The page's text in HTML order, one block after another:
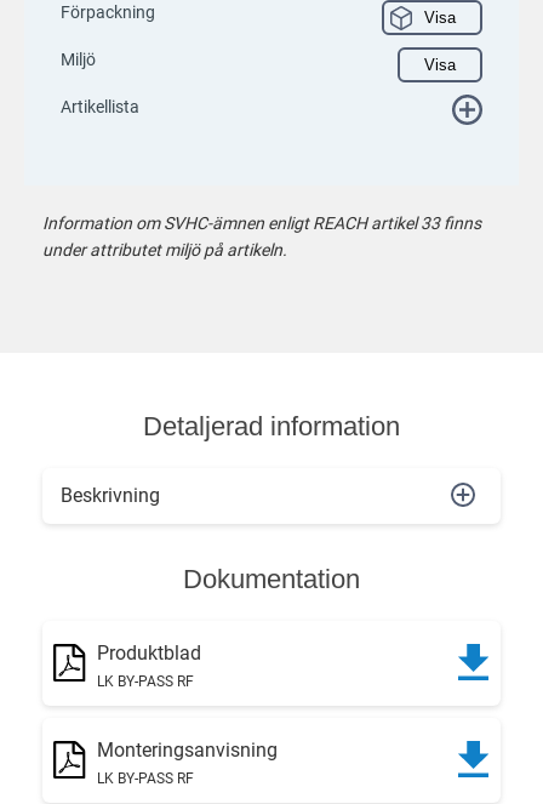
Förpackning
Visa
Miljö Visa
Artikellista
Information om SVHC-ämnen enligt REACH artikel 33 finns
under attributet miljö på artikeln.
Detaljerad information
Beskrivning
Dokumentation
Produktblad
LK BY-PASS RF
Monteringsanvisning
LK BY-PASS RF